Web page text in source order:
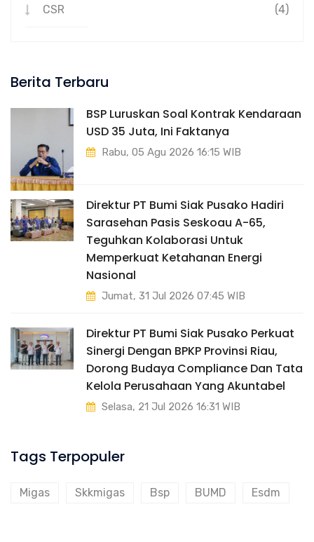
CSR (4)
Berita Terbaru
BSP Luruskan Soal Kontrak Kendaraan
USD 35 Juta, Ini Faktanya
Rabu, 05 Agu 2026 16:15 WIB
Direktur PT Bumi Siak Pusako Hadiri
Sarasehan Pasis Seskoau A-65,
Teguhkan Kolaborasi Untuk
Memperkuat Ketahanan Energi
Nasional
Jumat, 31 Jul 2026 07:45 WIB
Direktur PT Bumi Siak Pusako Perkuat
Sinergi Dengan BPKP Provinsi Riau,
Dorong Budaya Compliance Dan Tata
Kelola Perusahaan Yang Akuntabel
Selasa, 21 Jul 2026 16:31 WIB
Tags Terpopuler
Migas Skkmigas Bsp BUMD Esdm